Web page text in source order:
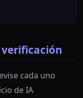
verificación
cada uno
de IA